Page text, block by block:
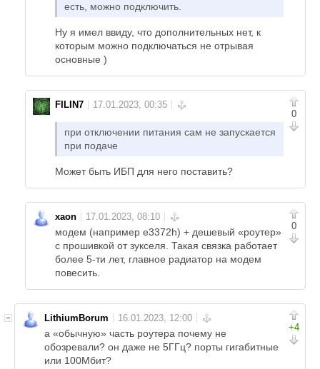
есть, можно подключить.
Ну я имел ввиду, что дополнительных нет, к
которым можно подключаться не отрывая
основные )
0
FILIN7
при отключении питания сам не запускается
при подаче
Может быть ИБП для него поставить?
0
xaon
модем (например e3372h) + дешевый «роутер»
с прошивкой от зукселя. Такая связка работает
более 5-ти лет, главное радиатор на модем
повесить.
+4
LithiumBorum
а «обычную» часть роутера почему не
обозревали? он даже не 5ГГц? порты гигабитные
или 100Мбит?